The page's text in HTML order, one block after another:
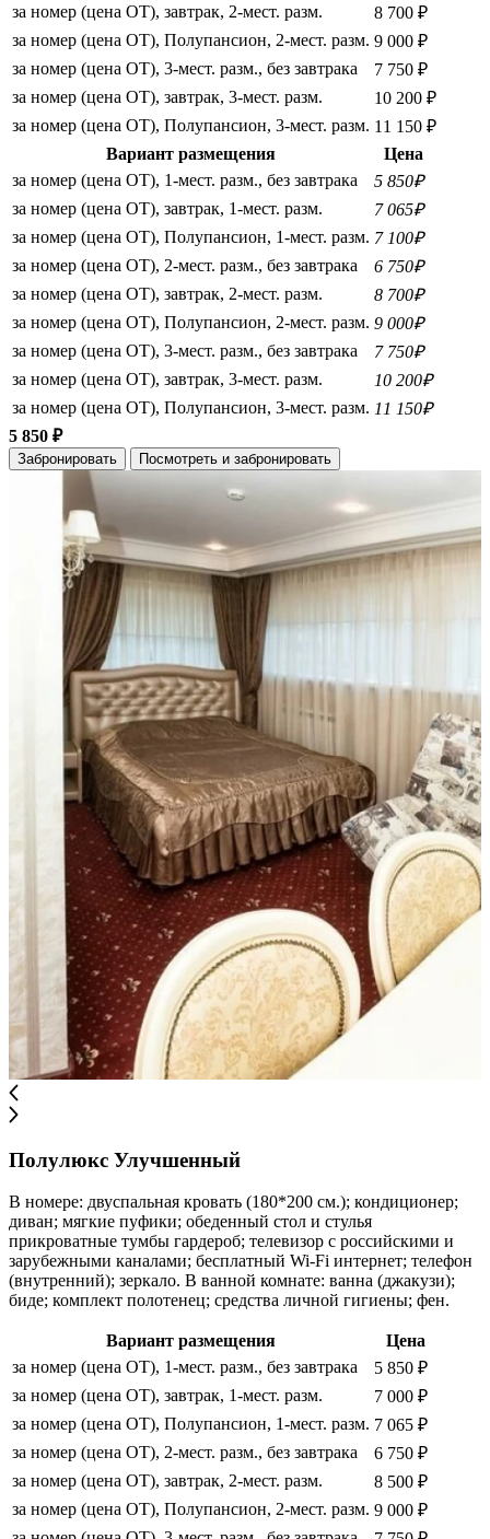
за номер (цена ОТ), завтрак, 2-мест. разм.
8 700 ₽
за номер (цена ОТ), Полупансион, 2-мест. разм. 9 000 ₽
за номер (цена ОТ), 3-мест. разм., без завтрака
7 750 ₽
за номер (цена ОТ), завтрак, 3-мест. разм.
10 200 ₽
за номер (цена ОТ), Полупансион, 3-мест. разм. 11 150 ₽
Вариант размещения
Цена
за номер (цена ОТ), 1-мест. разм., без завтрака
5 850₽
за номер (цена ОТ), завтрак, 1-мест. разм.
7 065₽
за номер (цена ОТ), Полупансион, 1-мест. разм. 7 100₽
за номер (цена ОТ), 2-мест. разм., без завтрака
6 750₽
за номер (цена ОТ), завтрак, 2-мест. разм.
8 700₽
за номер (цена ОТ), Полупансион, 2-мест. разм. 9 000₽
за номер (цена ОТ), 3-мест. разм., без завтрака
7 750₽
за номер (цена ОТ), завтрак, 3-мест. разм.
10 200₽
за номер (цена ОТ), Полупансион, 3-мест. разм. 11 150₽
5 850 ₽
Забронировать Посмотреть и забронировать
Полулюкс Улучшенный
В номере: двуспальная кровать (180*200 см.); кондиционер;
диван; мягкие пуфики; обеденный стол и стулья
прикроватные тумбы гардероб; телевизор с российскими и
зарубежными каналами; бесплатный Wi-Fi интернет; телефон
(внутренний); зеркало. В ванной комнате: ванна (джакузи);
биде; комплект полотенец; средства личной гигиены; фен.
Вариант размещения
Цена
за номер (цена ОТ), 1-мест. разм., без завтрака
5 850 ₽
за номер (цена ОТ), завтрак, 1-мест. разм.
7 000 ₽
за номер (цена ОТ), Полупансион, 1-мест. разм. 7 065 ₽
за номер (цена ОТ), 2-мест. разм., без завтрака
6 750 ₽
за номер (цена ОТ), завтрак, 2-мест. разм.
8 500 ₽
за номер (цена ОТ), Полупансион, 2-мест. разм. 9 000 ₽